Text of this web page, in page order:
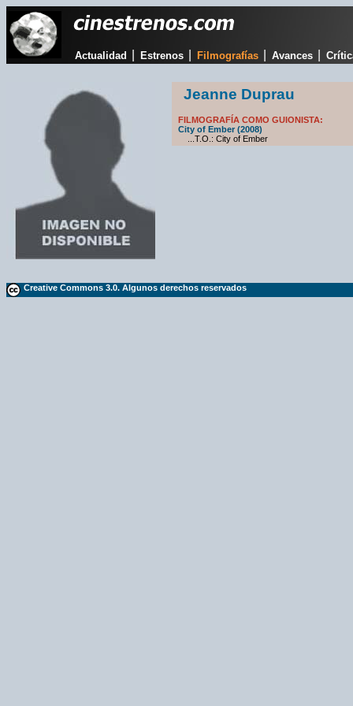
Actualidad Estrenos Filmografías Avances
Jeanne Duprau
FILMOGRAFÍA COMO GUIONISTA:
City of Ember (2008)
...T.O.: City of Ember
Creative Commons 3.0. Algunos derechos reservados